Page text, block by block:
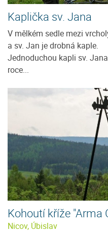
Kaplička sv. Jana
V mělkém sedle mezi
a sv. Jan je drobná kaple.
Jednoduchou kapli sv.
roce...
Kohoutí kříže "Arma
Nicov, Úbislav